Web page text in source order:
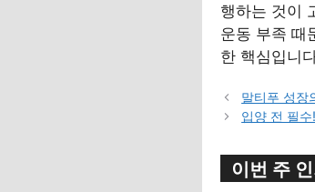
행하는 것이
운동 부족 때
한 핵심입니
말티푸 성장
입양 전 필
이번 주